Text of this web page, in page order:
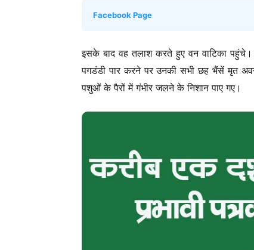
Facebook Page
इसके बाद वह तलाश करते हुए वन वाटिका
पगडंडी पार करने पर उनकी सभी छह भैंसें मृत
पशुओं के पैरों में गंभीर जलने के निशान पाए गए।